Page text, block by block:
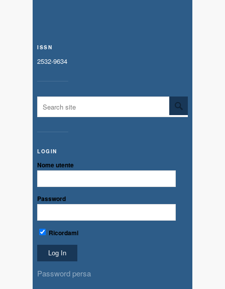
ISSN
2532-9634
LOGIN
Nome utente
Password
Ricordami
Password persa